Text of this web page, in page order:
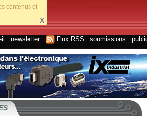
contenus et
X
newsletter. Flux RSS soumissions